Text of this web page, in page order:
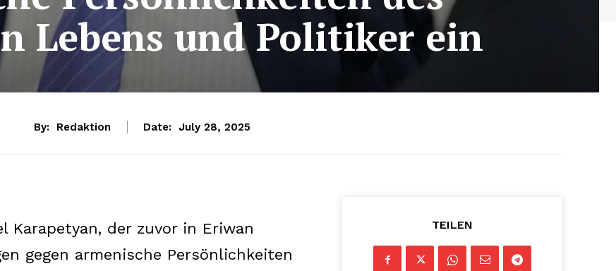
Lebens und Politiker ein
By: Redaktion Date: July 28, 2025
Karapetyan, der zuvor in Eriwan
gegen armenische Persönlichkeiten
TEILEN